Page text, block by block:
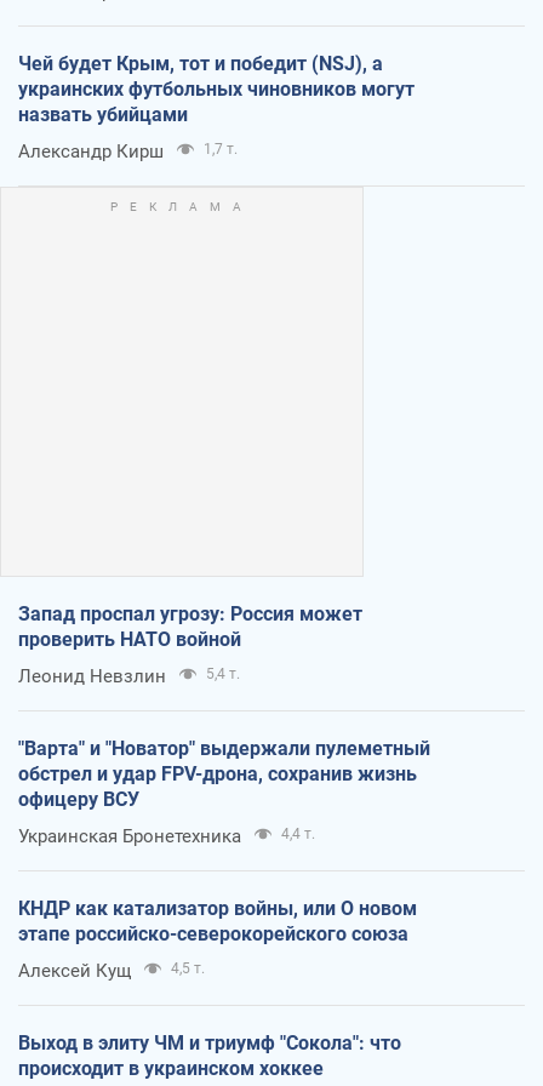
Чей будет Крым, тот и победит (NSJ), а
украинских футбольных чиновников могут
назвать убийцами
Александр Кирш 1,7 т.
Запад проспал угрозу: Россия может
проверить НАТО войной
Леонид Невзлин 5,4 т.
"Варта" и "Новатор" выдержали пулеметный
обстрел и удар FPV-дрона, сохранив жизнь
офицеру ВСУ
Украинская Бронетехника 4,4 т.
КНДР как катализатор войны, или О новом
этапе российско-северокорейского союза
Алексей Кущ 4,5 т.
Выход в элиту ЧМ и триумф "Сокола": что
происходит в украинском хоккее